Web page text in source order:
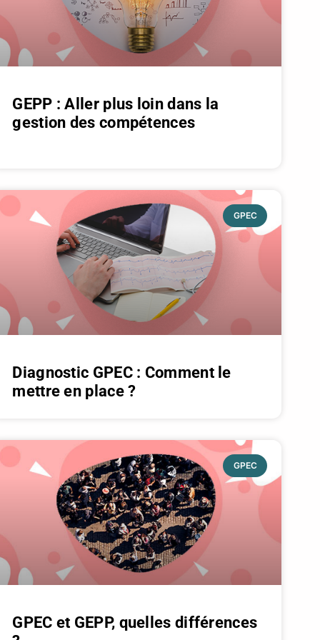
GEPP : Aller plus loin dans la
gestion des compétences
GPEC
Diagnostic GPEC : Comment le
mettre en place ?
GPEC
GPEC et GEPP, quelles différences